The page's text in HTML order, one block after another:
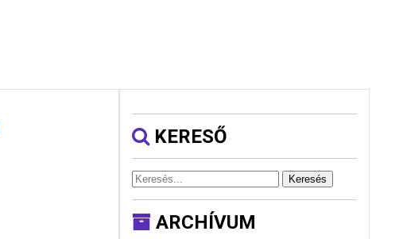
KERESŐ
Keresés
ARCHÍVUM